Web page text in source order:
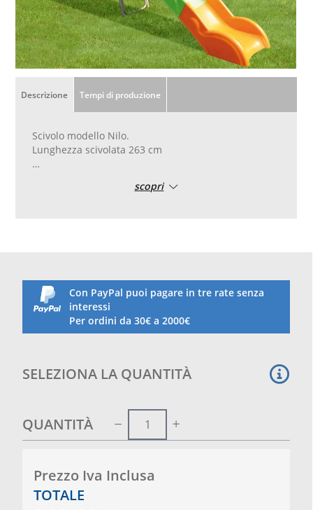
Descrizione Tempi di produzione
Scivolo modello Nilo.
Lunghezza scivolata 263 cm
Scivolo in plastica con onda centrale.
dimensioni iimballo: cm 200x50x406
peso 25 kg
Prodotto conforme alla normativa europea EN 71-1-
scopri
Con PayPal puoi pagare in tre rate senza
interessi
Per ordini da 30€ a 2000€
SELEZIONA LA QUANTITÀ
QUANTITÀ
Prezzo Iva Inclusa
TOTALE